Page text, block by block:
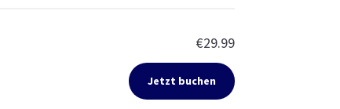
€29.99
Jetzt buchen